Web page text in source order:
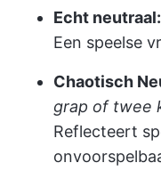
Echt neutraal:
Een speelse
Chaotisch
grap of twee
Reflecteert